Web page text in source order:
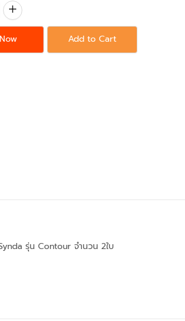
Add to Cart
รุ่น Contour จำนวน 2ใบ